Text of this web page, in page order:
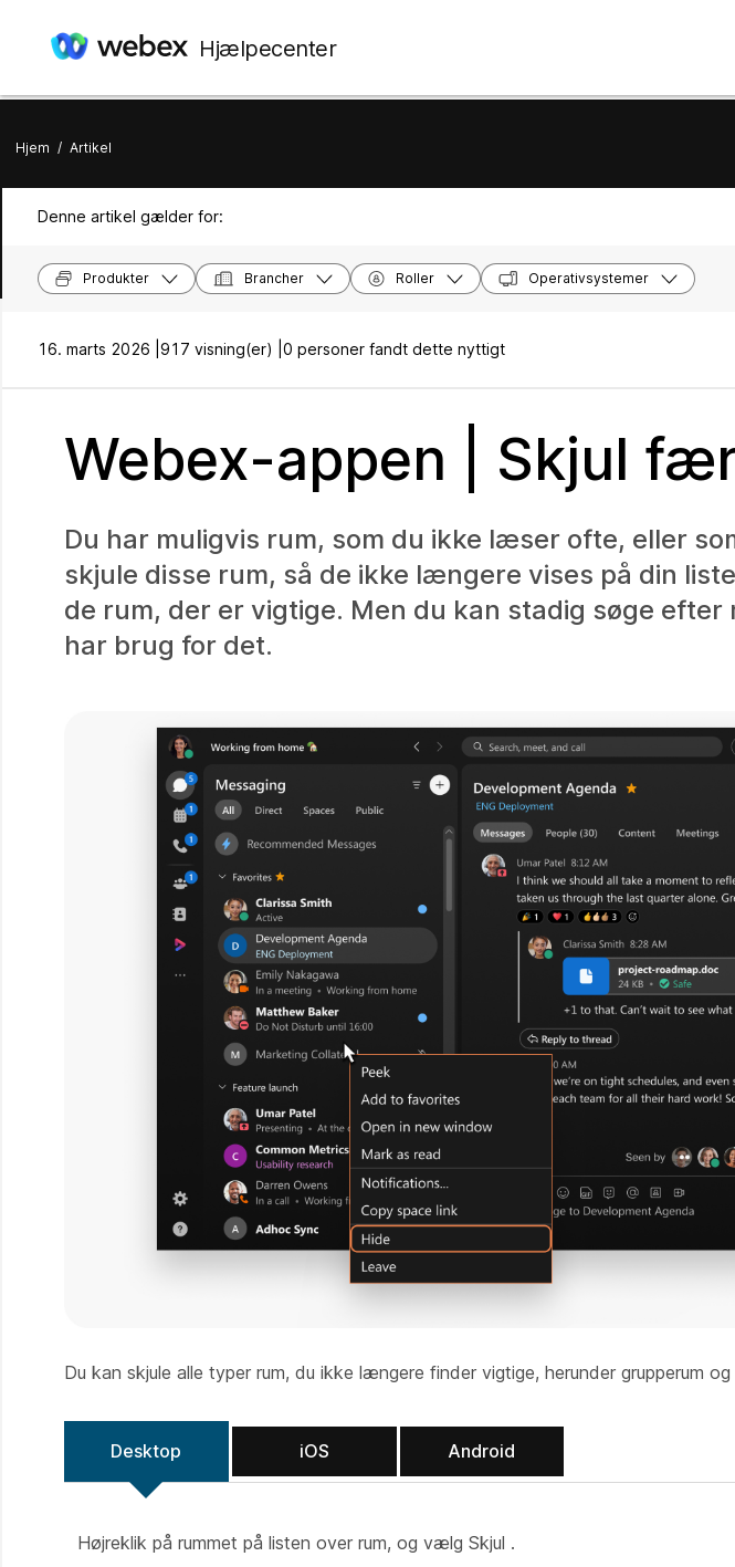
Hjælpecenter
Hjem / Artikel
Denne artikel gælder for:
Produkter Brancher Roller Operativsystemer
16. marts 2026 | 917 visning(er) | 0 personer fandt dette nyttigt
Webex-appen | Skjul
Du har muligvis rum, som du ikke læser ofte, eller
skjule disse rum, så de ikke længere vises på din
de rum, der er vigtige. Men du kan stadig søge
har brug for det.
Du kan skjule alle typer rum, du ikke længere finder vigtige, herunder grupperum
Desktop iOS Android
Højreklik på rummet på listen over rum, og vælg Skjul .